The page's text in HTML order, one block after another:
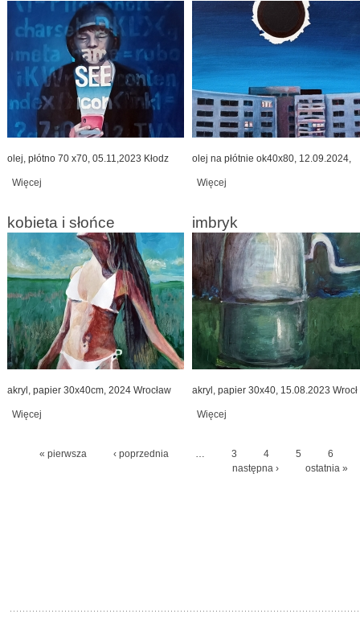
olej, płótno 70 x70, 05.11,2023 Kłodz
Więcej
olej na płótnie ok40x80, 12.09.2024,
Więcej
kobieta i słońce
akryl, papier 30x40cm, 2024 Wrocław
Więcej
imbryk
akryl, papier 30x40, 15.08.2023 Wrocł
Więcej
« pierwsza ‹ poprzednia 3 4 5
6
następna ›
ostatnia »